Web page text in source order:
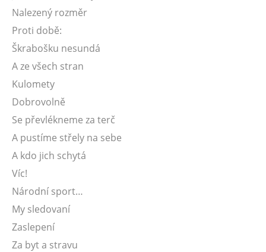
Nalezený rozměr
Proti době:
Škrabošku nesundá
A ze všech stran
Kulomety
Dobrovolně
Se převlékneme za terč
A pustíme střely na sebe
A kdo jich schytá
Víc!
Národní sport…
My sledovaní
Zaslepení
Za byt a stravu